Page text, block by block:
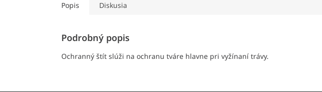
Popis Diskusia
Podrobný popis
Ochranný štít slúži na ochranu tváre hlavne pri vyžínaní trávy.